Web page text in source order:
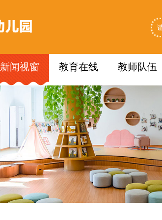
新闻视窗 教育在线 教师队伍